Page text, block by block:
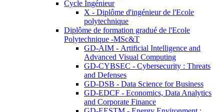
Cycle Ingénieur
X - Diplôme d'ingénieur de l'Ecole
polytechnique
Diplôme de formation gradué de l'Ecole
Polytechnique -MSc&T
GD-AIM - Artificial Intelligence and
Advanced Visual Computing
GD-CYBSEC - Cybersecurity : Threats
and Defenses
GD-DSB - Data Science for Business
GD-EDCF - Economics, Data Analytics
and Corporate Finance